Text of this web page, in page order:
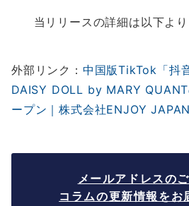
当リリースの詳細は以下より
外部リンク： 中国版TikTok「抖
DAISY DOLL by MARY
ープン｜株式会社ENJOY
メールアドレスのご
コラムの更新情報をお